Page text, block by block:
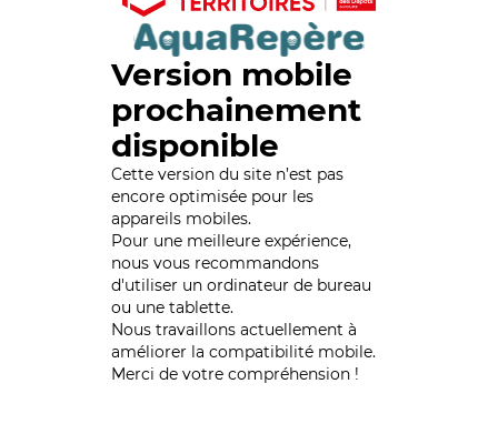
Version mobile
prochainement
disponible
Cette version du site n’est pas
encore optimisée pour les
appareils mobiles.
Pour une meilleure expérience,
nous vous recommandons
d'utiliser un ordinateur de bureau
ou une tablette.
Nous travaillons actuellement à
améliorer la compatibilité mobile.
Merci de votre compréhension !